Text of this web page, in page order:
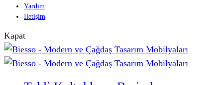
Yardım
İletişim
Kapat